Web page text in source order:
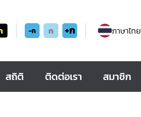
-ก ก +ก ภาษาไทย
สถิติ ติดต่อเรา สมาชิก